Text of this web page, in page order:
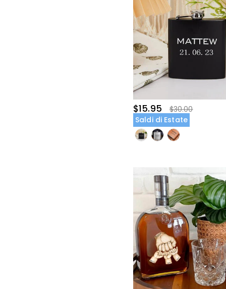
$15.95
$30.00
Saldi di Estate